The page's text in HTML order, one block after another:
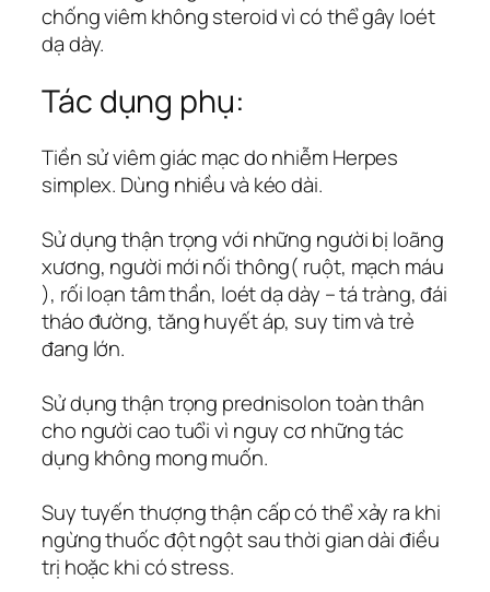
chống viêm không steroid vì có thể gây loét
dạ dày.
Tác dụng phụ:
Tiền sử viêm giác mạc do nhiễm Herpes
simplex. Dùng nhiều và kéo dài.
Sử dụng thận trọng với những người bị loãng
xương, người mới nối thông( ruột, mạch máu
), rối loạn tâm thần, loét dạ dày – tá tràng, đái
tháo đường, tăng huyết áp, suy tim và trẻ
đang lớn.
Sử dụng thận trọng prednisolon toàn thân
cho người cao tuổi vì nguy cơ những tác
dụng không mong muốn.
Suy tuyến thượng thận cấp có thể xảy ra khi
ngừng thuốc đột ngột sau thời gian dài điều
trị hoặc khi có stress.